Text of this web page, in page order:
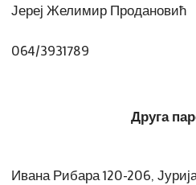
Јереј Желимир Продановић
064/3931789
Друга
Ивана Рибара 120-206,